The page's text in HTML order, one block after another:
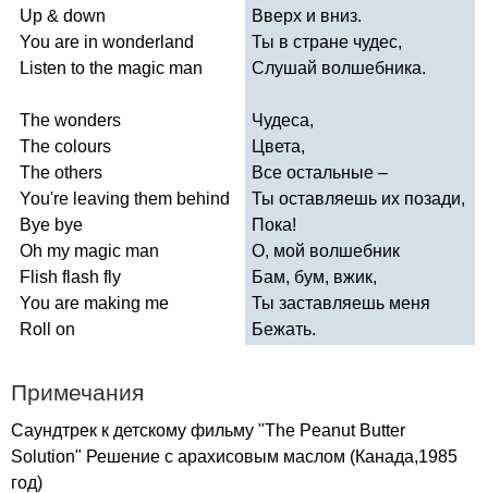
Up & down
You are in wonderland
Listen to the magic man
The wonders
The colours
The others
You're leaving them behind
Bye bye
Oh my magic man
Flish flash fly
You are making me
Roll
on
Вверх и вниз.
Ты в стране чудес,
Слушай волшебника.
Чудеса,
Цвета,
Все остальные –
Ты оставляешь их позади,
Пока!
О, мой волшебник
Бам, бум, вжик,
Ты заставляешь меня
Бежать.
Примечания
Саундтрек к детскому фильму "The Peanut Butter
Solution" Решение с арахисовым маслом (Канада,1985
год)